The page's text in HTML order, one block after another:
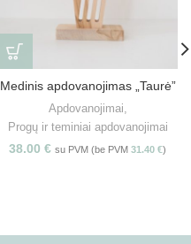
Medinis apdovanojimas „Taurė”
Apdovanojimai,
Progų ir teminiai apdovanojimai
38.00 € su PVM (be PVM 31.40 €)